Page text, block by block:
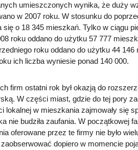
umieszczonych wynika, że duży
w 2007 roku. W stosunku do
się o 18 345 mieszkań. Tylko w ciągu
roku oddano do użytku 57 777
roku oddano do użytku 44
ich liczba wyniesie ponad 140 000.
firm ostatni rok był okazją do
W części miast, gdzie do tej pory
lokalnej w mieszkania zajmowały się
nie budziła zaufania. W początkowej
oferowane przez te firmy nie było
zaobserwować dopiero w momencie